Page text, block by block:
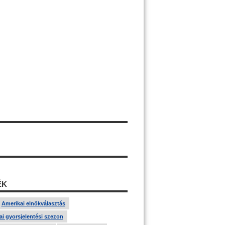
Amerikai elnökválasztás
gyorsjelentési szezon